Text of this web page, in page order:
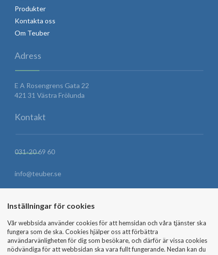
Produkter
Kontakta oss
Om Teuber
Adress
E A Rosengrens Gata 22
421 31 Västra Frölunda
Kontakt
031-20 69 60
info@teuber.se
SKICKA MEDDELANDE
Inställningar för cookies
Vår webbsida använder cookies för att hemsidan och våra tjänster ska
fungera som de ska. Cookies hjälper oss att förbättra
användarvänligheten för dig som besökare, och därför är vissa cookies
nödvändiga för att webbsidan ska vara fullt fungerande. Nedan kan du